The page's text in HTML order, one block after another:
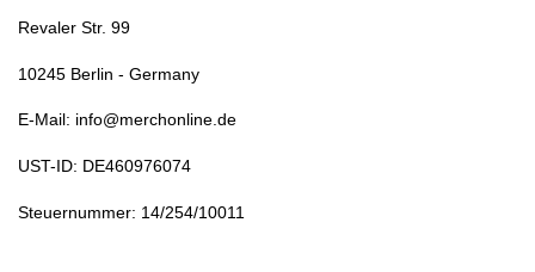
Revaler Str. 99
10245 Berlin - Germany
E-Mail: info@merchonline.de
UST-ID: DE460976074
Steuernummer: 14/254/10011